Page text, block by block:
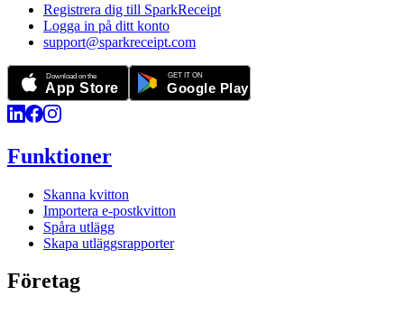
Registrera dig till SparkReceipt
Logga in på ditt konto
support@sparkreceipt.com
Funktioner
Skanna kvitton
Importera e-postkvitton
Spåra utlägg
Skapa utläggsrapporter
Företag